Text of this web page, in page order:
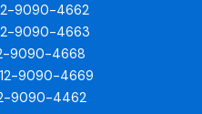
9090-4662
9090-4663
9090-4668
9090-4669
9090-4462